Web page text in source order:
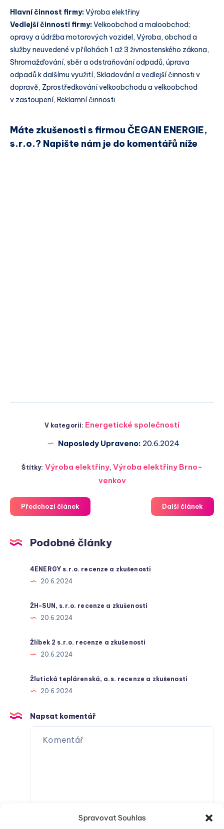
Spravovat Souhlas
Hlavní činnost firmy:Výroba elektřiny
Vedlejší činnosti firmy:Velkoobchod a maloobchod;
opravy a údržba motorových vozidel, Výroba, obchod a
služby neuvedené v přílohách 1 až 3 živnostenského zákona,
Shromažďování, sběr a odstraňování odpadů, úprava
odpadů k dalšímu využití, Skladování a vedlejší činnosti v
dopravě, Zprostředkování velkoobchodu a velkoobchod
v zastoupení, Reklamní činnosti
Máte zkušenosti s firmou ČEGAN ENERGIE,
s.r.o.? Napište nám je do komentářů níže
V kategorii: Energetické společnosti
Naposledy Upraveno: 20.6.2024
Štítky: Výroba elektřiny, Výroba elektřiny Brno-
venkov
Předchozí článek Další článek
Podobné články
4ENERGY s.r.o. recenze a zkušenosti
20.6.2024
ŽH-SUN, s.r.o. recenze a zkušenosti
20.6.2024
Žlíbek 2 s.r.o. recenze a zkušenosti
20.6.2024
Žlutická teplárenská, a.s. recenze a zkušenosti
20.6.2024
Napsat komentář